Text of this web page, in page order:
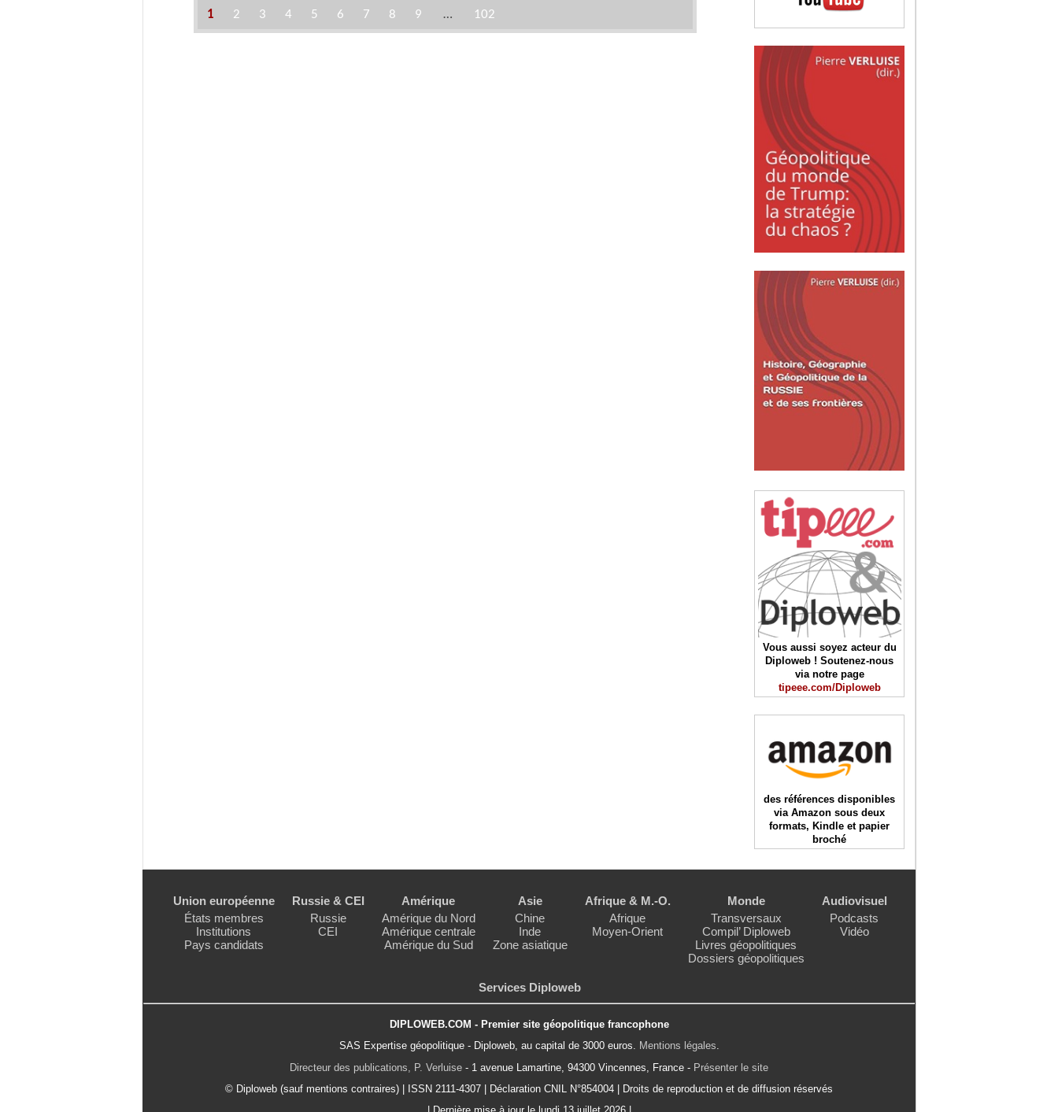
1 2 3 4 5 6 7 8 9 … 102
Vous aussi soyez acteur du
Diploweb ! Soutenez-nous
via notre page
tipeee.com/Diploweb
des références disponibles
via Amazon sous deux
formats, Kindle et papier
broché
Union européenne
États membres
Institutions
Pays candidats
Russie & CEI
Russie
CEI
Amérique
Amérique du Nord
Amérique centrale
Amérique du Sud
Asie
Chine
Inde
Zone asiatique
Afrique & M.-O.
Afrique
Moyen-Orient
Monde
Transversaux
Compil’ Diploweb
Livres géopolitiques
Dossiers géopolitiques
Audiovisuel
Podcasts
Vidéo
Services Diploweb
DIPLOWEB.COM - Premier site géopolitique francophone
SAS Expertise géopolitique - Diploweb, au capital de 3000 euros. Mentions légales.
Directeur des publications, P. Verluise - 1 avenue Lamartine, 94300 Vincennes, France - Présenter le site
© Diploweb (sauf mentions contraires) | ISSN 2111-4307 | Déclaration CNIL N°854004 | Droits de reproduction et de diffusion réservés